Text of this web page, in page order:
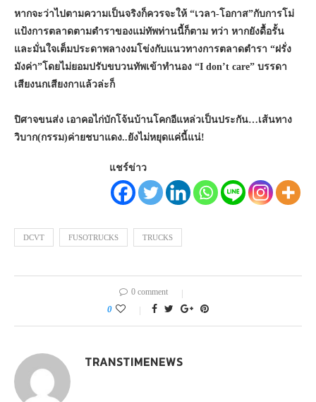
หากจะว่าไปตามความเป็นจริงก็ควรจะให้ “เวลา-โอกาส”กับการโม่
แป้งการตลาดตามตำราของแม่ทัพท่านนี้ก็ตาม ทว่า หากยังดื้อรั้น
และมั่นใจเต็มประดาพลางงมโข่งกับแนวทางการตลาดตำรา “ฝรั่ง
มังค่า”โดยไม่ยอมปรับขบวนทัพเข้าทำนอง “I don’t care” บรรดา
เสียงนกเสียงกาแล้วล่ะก็
ปิศาจขนส่ง เอาคอไก่บักโจ้นบ้านโคกอีแหล่วเป็นประกัน…เส้นทาง
วิบาก(กรรม)ค่ายชบาแดง..ยังไม่หยุดแค่นี้แน่!
แชร์ข่าว
DCVT FUSOTRUCKS TRUCKS
0 comment
0
TRANSTIMENEWS